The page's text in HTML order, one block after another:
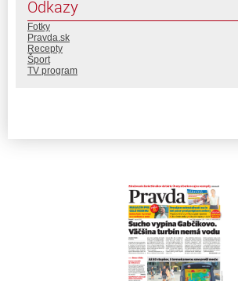
Odkazy
Fotky
Pravda.sk
Recepty
Šport
TV program